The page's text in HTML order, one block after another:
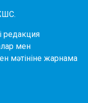
редакция
мен
мәтініне жарнама